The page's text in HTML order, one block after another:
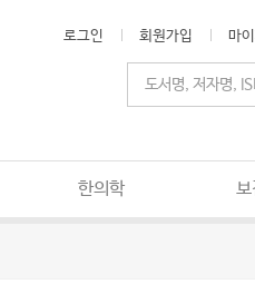
로그인 회원가입 마
한의학